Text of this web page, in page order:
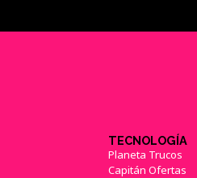
TECNOLOGÍA
Planeta Trucos
Capitán Ofertas